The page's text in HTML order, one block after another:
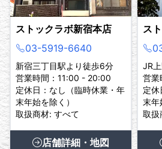
ストックラボ新宿本店
03-5919-6640
新宿三丁目駅より徒歩6分
営業時間：11:00 - 20:00
定休日：なし（臨時休業・年
末年始を除く）
取扱商材: すべて
店舗詳細・地図
ス
JR
営
定休
末年
取扱